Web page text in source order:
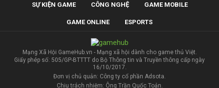
SỰ KIỆN GAME CÔNG NGHỆ GAME MOBILE
GAME ONLINE ESPORTS
Mạng Xã Hội GameHub.vn - Mạng xã hội dành cho game thủ Việt.
Giấy phép số: 505/GP-BTTTT do Bộ Thông tin và Truyền thông cấp ngày
16/10/2017.
Đơn vị chủ quản: Công ty cổ phần Adsota.
Chịu trách nhiệm: Ông Trần Quốc Toản.